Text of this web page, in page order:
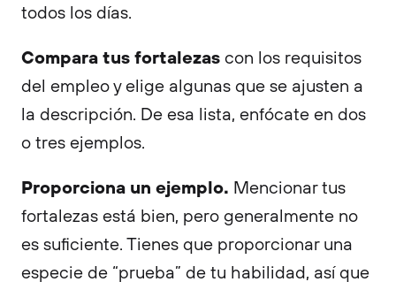
todos los días.
Compara tus fortalezas con los requisitos
del empleo y elige algunas que se ajusten a
la descripción. De esa lista, enfócate en dos
o tres ejemplos.
Proporciona un ejemplo. Mencionar tus
fortalezas está bien, pero generalmente no
es suficiente. Tienes que proporcionar una
especie de “prueba” de tu habilidad, así que